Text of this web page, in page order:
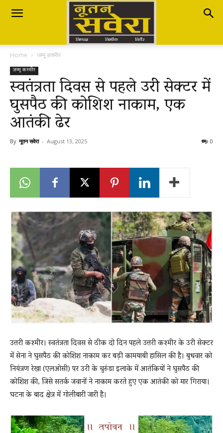
Nutan
Savera
नूतन
सवेरा
Breaking
News
LIVE
Home जम्मू कश्मीर
जम्मू कश्मीर
स्वतंत्रता दिवस से पहले उरी सेक्टर में
घुसपैठ की कोशिश नाकाम, एक
आतंकी ढेर
By नूतन सवेरा - August 13, 2025 0
उत्तरी कश्मीर। स्वतंत्रता दिवस से ठीक दो दिन पहले उत्तरी कश्मीर के उरी सेक्टर
में सेना ने घुसपैठ की कोशिश नाकाम कर बड़ी कामयाबी हासिल की है। बुधवार को
नियंत्रण रेखा (एलओसी) पर उरी के चुरुंडा इलाके में आतंकियों ने घुसपैठ की
कोशिश की, जिसे सतर्क जवानों ने नाकाम करते हुए एक आतंकी को मार गिराया।
घटना के बाद क्षेत्र में गोलीबारी जारी है।